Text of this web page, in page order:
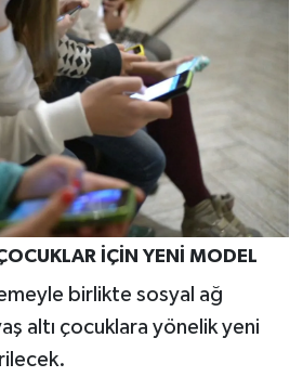
İÇİN YENİ MODEL
birlikte sosyal ağ
altı çocuklara yönelik yeni